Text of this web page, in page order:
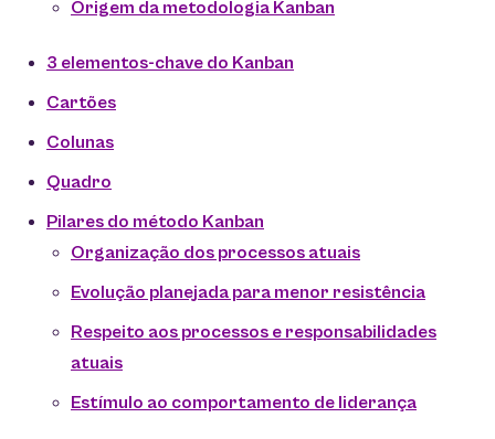
Origem da metodologia Kanban
3 elementos-chave do Kanban
Cartões
Colunas
Quadro
Pilares do método Kanban
Organização dos processos atuais
Evolução planejada para menor resistência
Respeito aos processos e responsabilidades
atuais
Estímulo ao comportamento de liderança